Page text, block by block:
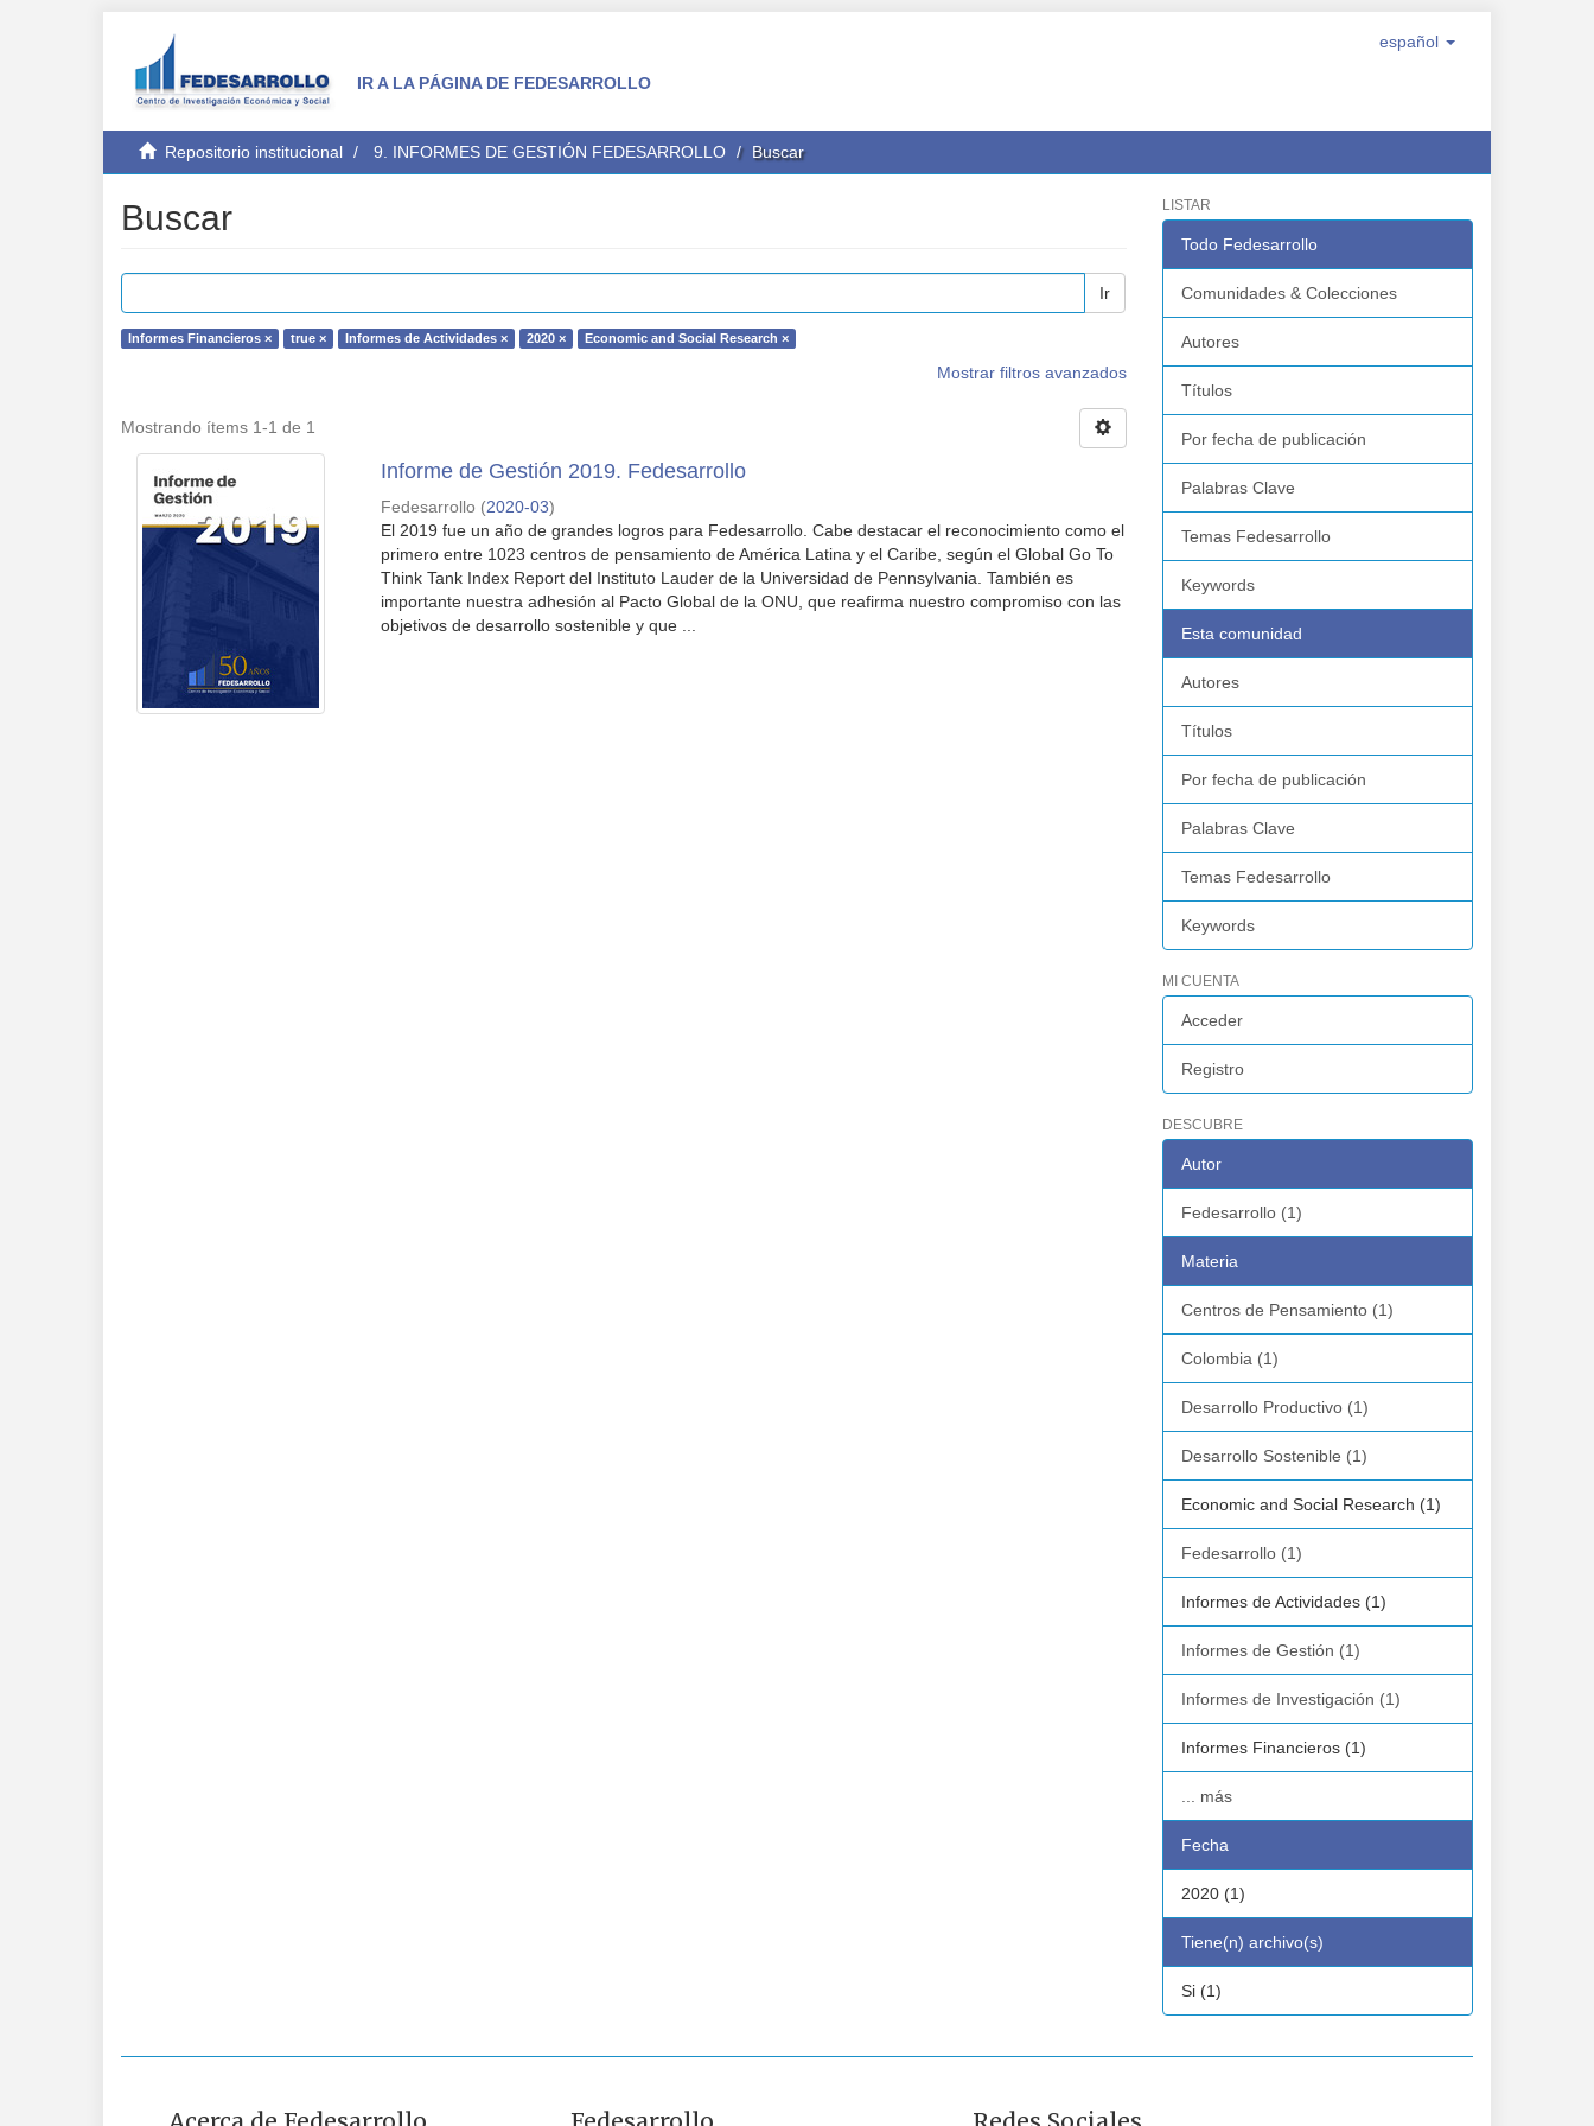
IR A LA PÁGINA DE FEDESARROLLO
español
Repositorio institucional 9. INFORMES DE GESTIÓN FEDESARROLLO Buscar
Buscar
Ir
Informes Financieros × true × Informes de Actividades × 2020 × Economic and Social Research ×
Mostrar filtros avanzados
Mostrando ítems 1-1 de 1
Informe de Gestión 2019. Fedesarrollo
Fedesarrollo (2020-03)
El 2019 fue un año de grandes logros para Fedesarrollo. Cabe destacar el reconocimiento como el
primero entre 1023 centros de pensamiento de América Latina y el Caribe, según el Global Go To
Think Tank Index Report del Instituto Lauder de la Universidad de Pennsylvania. También es
importante nuestra adhesión al Pacto Global de la ONU, que reafirma nuestro compromiso con las
objetivos de desarrollo sostenible y que ...
LISTAR
Todo Fedesarrollo
Comunidades & Colecciones
Autores
Títulos
Por fecha de publicación
Palabras Clave
Temas Fedesarrollo
Keywords
Esta comunidad
Autores
Títulos
Por fecha de publicación
Palabras Clave
Temas Fedesarrollo
Keywords
MI CUENTA
Acceder
Registro
DESCUBRE
Autor
Fedesarrollo (1)
Materia
Centros de Pensamiento (1)
Colombia (1)
Desarrollo Productivo (1)
Desarrollo Sostenible (1)
Economic and Social Research (1)
Fedesarrollo (1)
Informes de Actividades (1)
Informes de Gestión (1)
Informes de Investigación (1)
Informes Financieros (1)
... más
Fecha
2020 (1)
Tiene(n) archivo(s)
Si (1)